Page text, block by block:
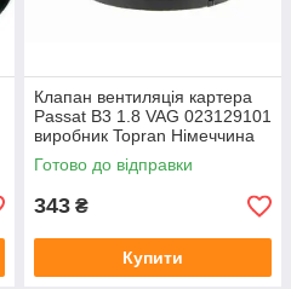
Клапан вентиляція картера
Passat B3 1.8 VAG 023129101
виробник Topran Німеччина
Готово до відправки
343 ₴
Купити